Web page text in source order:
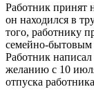
Работник принят
он находился в
того, работнику
семейно-бытовым
Работник
желанию с 10
отпуска